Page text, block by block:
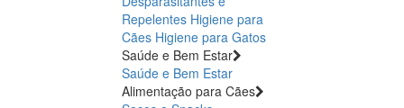
Repelentes Higiene para
Cães Higiene para Gatos
Saúde e Bem Estar
Saúde e Bem Estar
Alimentação para Cães